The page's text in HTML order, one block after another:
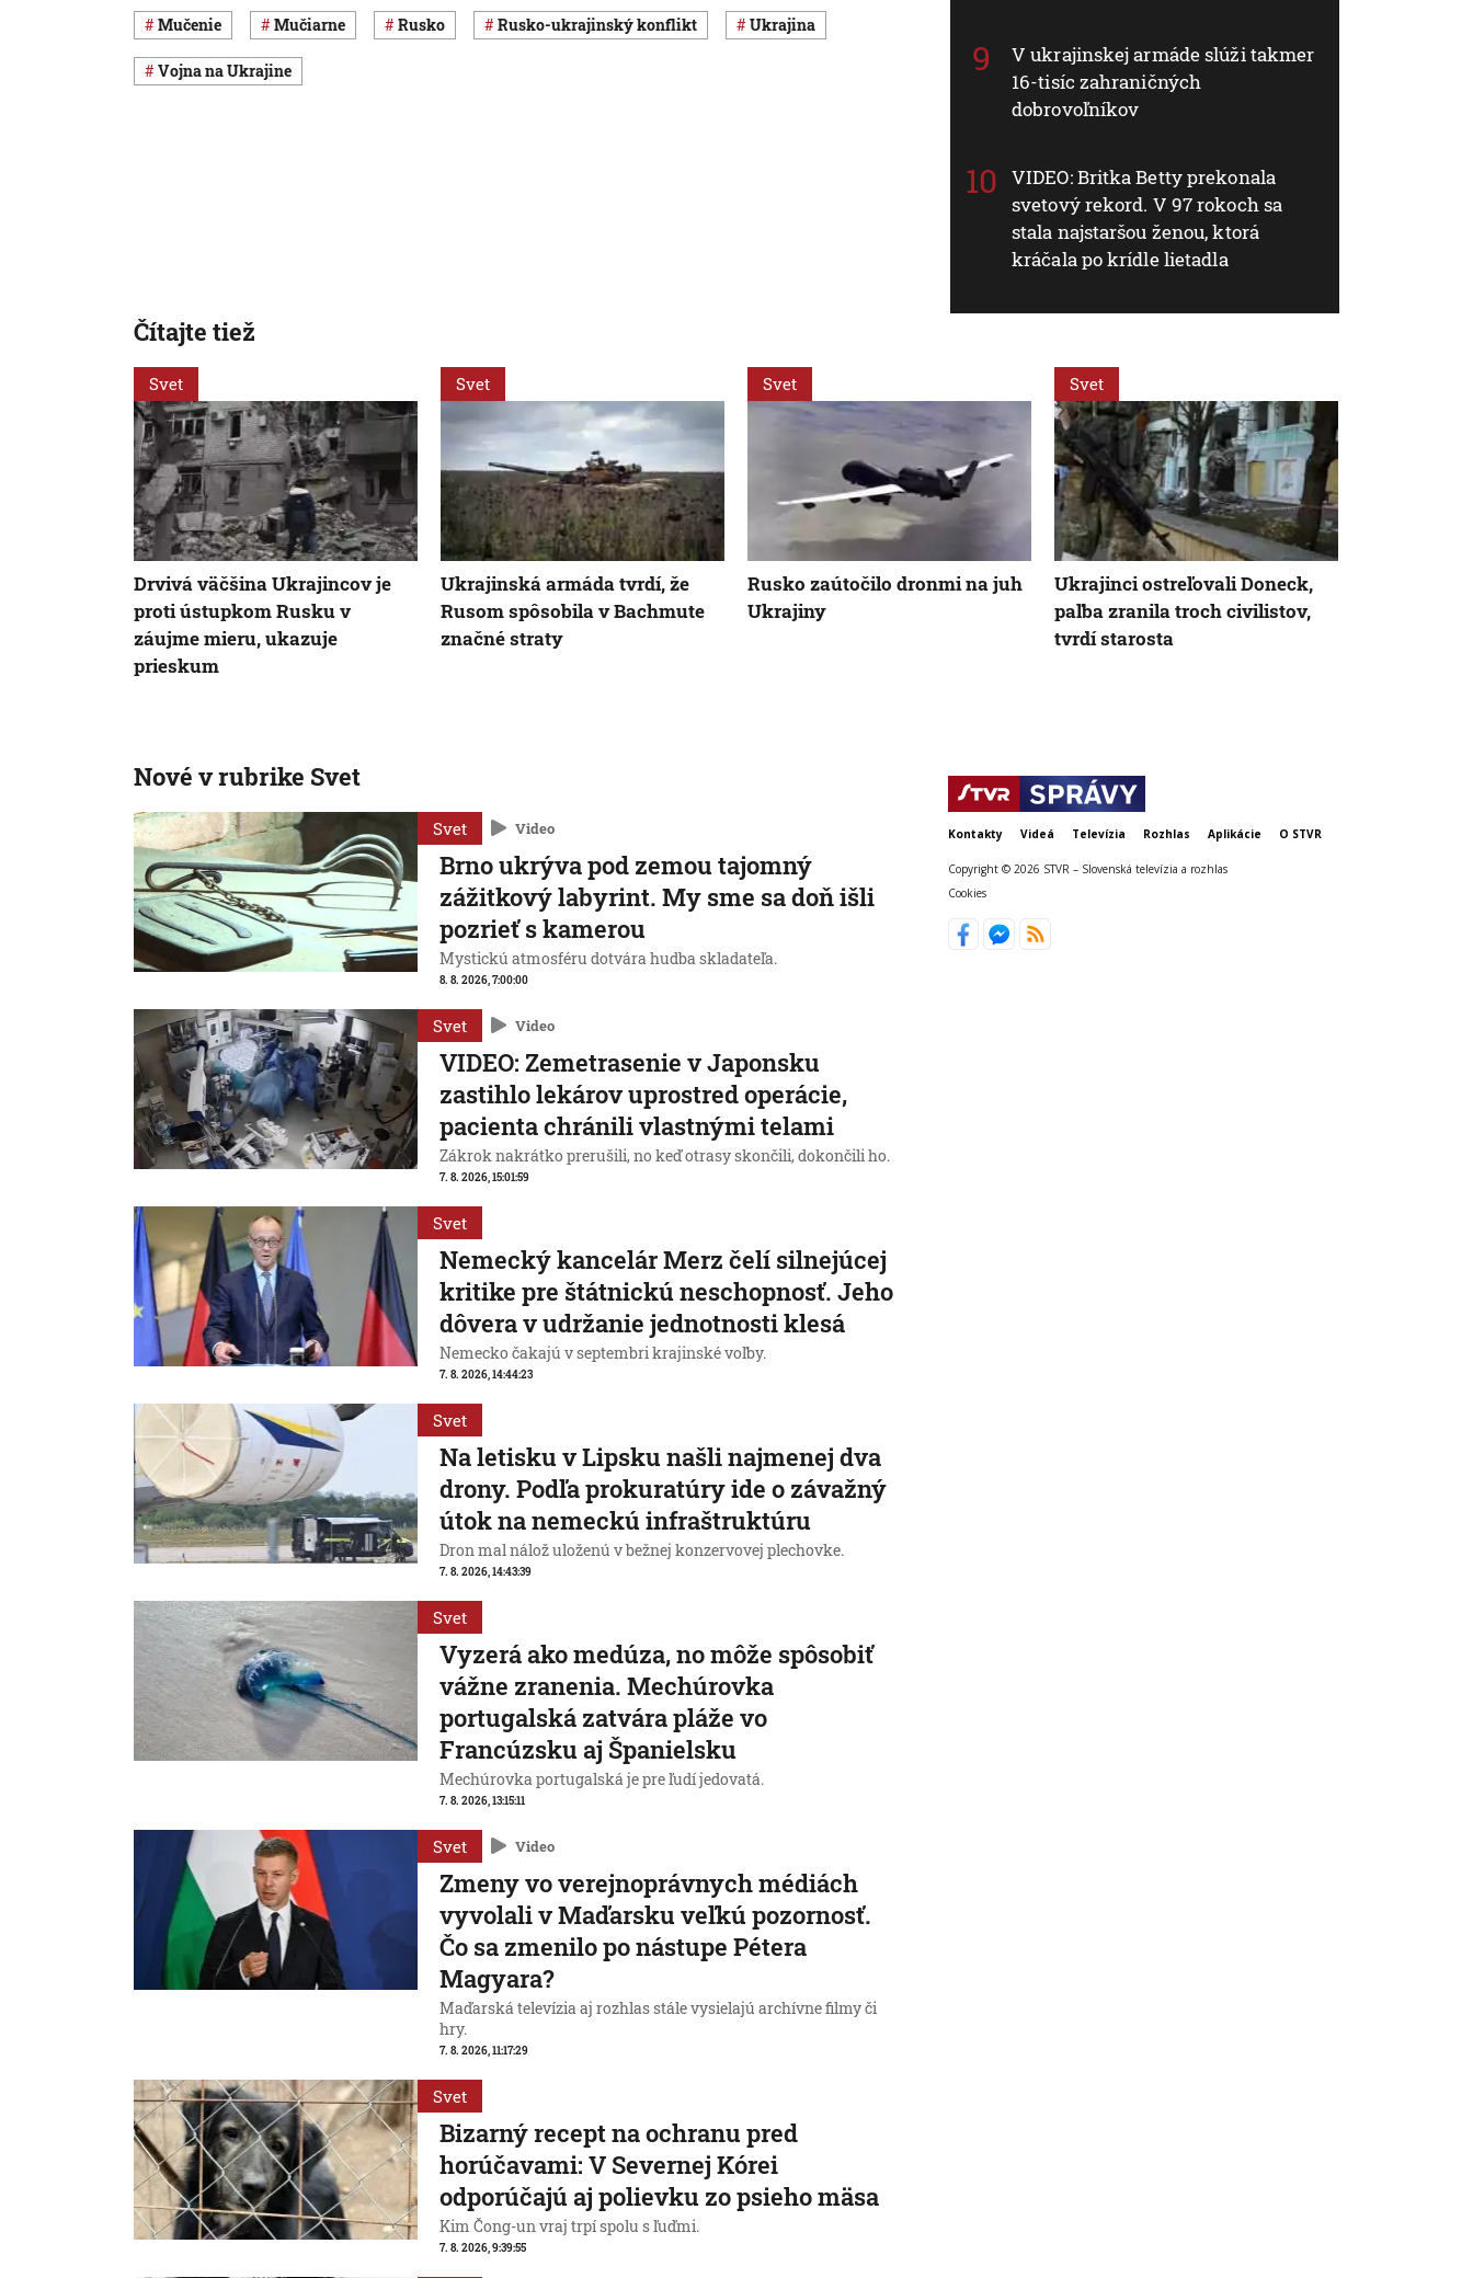
mučenie mučiarne Rusko rusko-ukrajinský konflikt Ukrajina
vojna na Ukrajine
V ukrajinskej armáde slúži takmer
16-tisíc zahraničných
dobrovoľníkov
VIDEO: Britka Betty prekonala
svetový rekord. V 97 rokoch sa
stala najstaršou ženou, ktorá
kráčala po krídle lietadla
Čítajte tiež
Svet
Drvivá väčšina Ukrajincov je
proti ústupkom Rusku v
záujme mieru, ukazuje
prieskum
Svet
Ukrajinská armáda tvrdí, že
Rusom spôsobila v Bachmute
značné straty
Svet
Rusko zaútočilo dronmi na juh
Ukrajiny
Svet
Ukrajinci ostreľovali Doneck,
paľba zranila troch civilistov,
tvrdí starosta
Nové v rubrike Svet
Svet Video
Brno ukrýva pod zemou tajomný
zážitkový labyrint. My sme sa doň išli
pozrieť s kamerou
Mystickú atmosféru dotvára hudba skladateľa.
8. 8. 2026, 7:00:00
Svet Video
VIDEO: Zemetrasenie v Japonsku
zastihlo lekárov uprostred operácie,
pacienta chránili vlastnými telami
Zákrok nakrátko prerušili, no keď otrasy skončili, dokončili ho.
7. 8. 2026, 15:01:59
Svet
Nemecký kancelár Merz čelí silnejúcej
kritike pre štátnickú neschopnosť. Jeho
dôvera v udržanie jednotnosti klesá
Nemecko čakajú v septembri krajinské voľby.
7. 8. 2026, 14:44:23
Svet
Na letisku v Lipsku našli najmenej dva
drony. Podľa prokuratúry ide o závažný
útok na nemeckú infraštruktúru
Dron mal nálož uloženú v bežnej konzervovej plechovke.
7. 8. 2026, 14:43:39
Svet
Vyzerá ako medúza, no môže spôsobiť
vážne zranenia. Mechúrovka
portugalská zatvára pláže vo
Francúzsku aj Španielsku
Mechúrovka portugalská je pre ľudí jedovatá.
7. 8. 2026, 13:15:11
Svet Video
Zmeny vo verejnoprávnych médiách
vyvolali v Maďarsku veľkú pozornosť.
Čo sa zmenilo po nástupe Pétera
Magyara?
Maďarská televízia aj rozhlas stále vysielajú archívne filmy či
hry.
7. 8. 2026, 11:17:29
Svet
Bizarný recept na ochranu pred
horúčavami: V Severnej Kórei
odporúčajú aj polievku zo psieho mäsa
Kim Čong-un vraj trpí spolu s ľuďmi.
7. 8. 2026, 9:39:55
Kontakty Videá Televízia Rozhlas Aplikácie O STVR
Copyright © 2026 STVR – Slovenská televízia a rozhlas
Cookies